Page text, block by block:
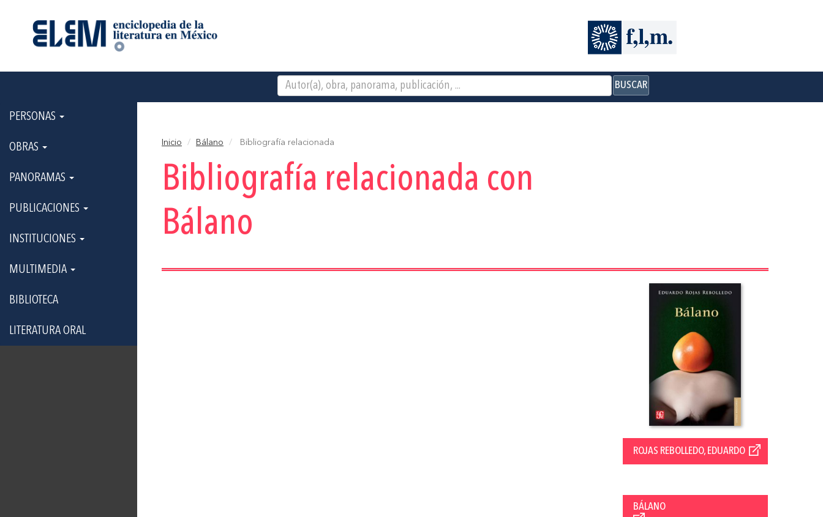
BUSCAR
PERSONAS
OBRAS
PANORAMAS
PUBLICACIONES
INSTITUCIONES
MULTIMEDIA
BIBLIOTECA
LITERATURA ORAL
Inicio Bálano Bibliografía relacionada
Bibliografía relacionada con
Bálano
ROJAS REBOLLEDO, EDUARDO
BÁLANO